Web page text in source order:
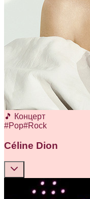
🎵 Концерт
#Pop#Rock
Céline Dion